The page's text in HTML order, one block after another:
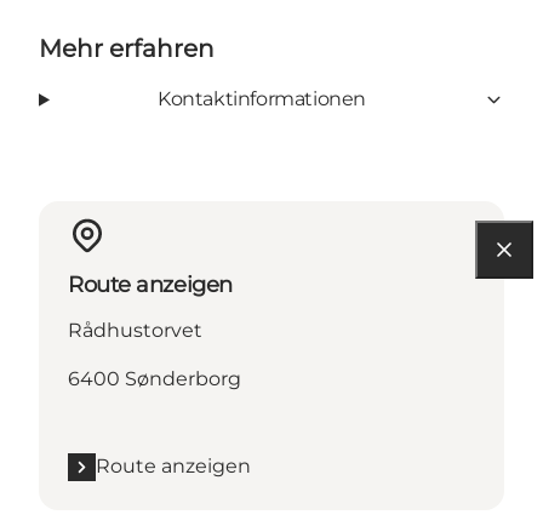
Mehr erfahren
Kontaktinformationen
Route anzeigen
Rådhustorvet
6400 Sønderborg
Route anzeigen